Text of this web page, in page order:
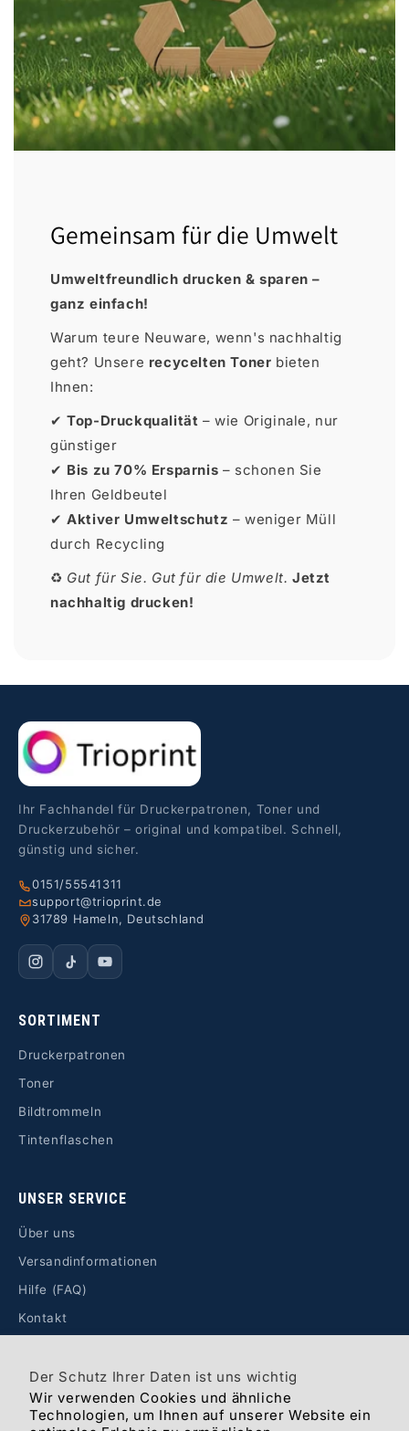
Der Schutz Ihrer Daten ist uns wichtig
Wir verwenden Cookies und ähnliche
Technologien, um Ihnen auf unserer Website ein
Gemeinsam für die Umwelt
Umweltfreundlich drucken & sparen –
ganz einfach!
Warum teure Neuware, wenn's nachhaltig
geht? Unsere recycelten Toner bieten
Ihnen:
✔Top-Druckqualität – wie Originale, nur
günstiger
✔ Bis zu 70% Ersparnis – schonen Sie
Ihren Geldbeutel
✔Aktiver Umweltschutz – weniger Müll
durch Recycling
♻ Gut für Sie. Gut für die Umwelt. Jetzt
nachhaltig drucken!
Ihr Fachhandel für Druckerpatronen, Toner und
Druckerzubehör – original und kompatibel. Schnell,
günstig und sicher.
0151/55541311
support@trioprint.de
31789 Hameln, Deutschland
SORTIMENT
Druckerpatronen
Toner
Bildtrommeln
Tintenflaschen
UNSER SERVICE
Über uns
Versandinformationen
Hilfe (FAQ)
Kontakt
RECHTLICHES
Impressum